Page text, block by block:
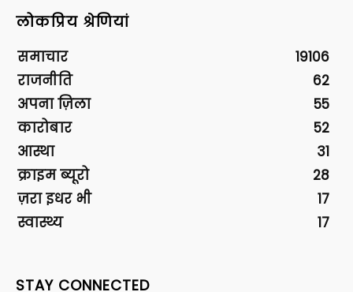
लोकप्रिय श्रेणियां
समाचार
19106
राजनीति
62
अपना ज़िला
55
कारोबार
52
आस्था
31
क्राइम ब्यूरो
28
ज़रा इधर भी
17
स्वास्थ्य
17
STAY CONNECTED